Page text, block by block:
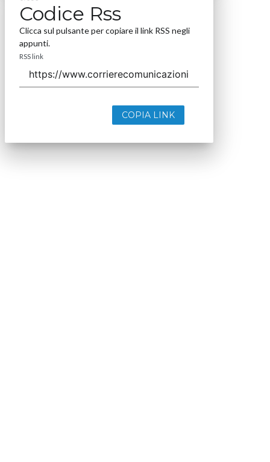
Codice Rss
Clicca sul pulsante per copiare il link RSS negli
appunti.
RSS link
COPIA LINK